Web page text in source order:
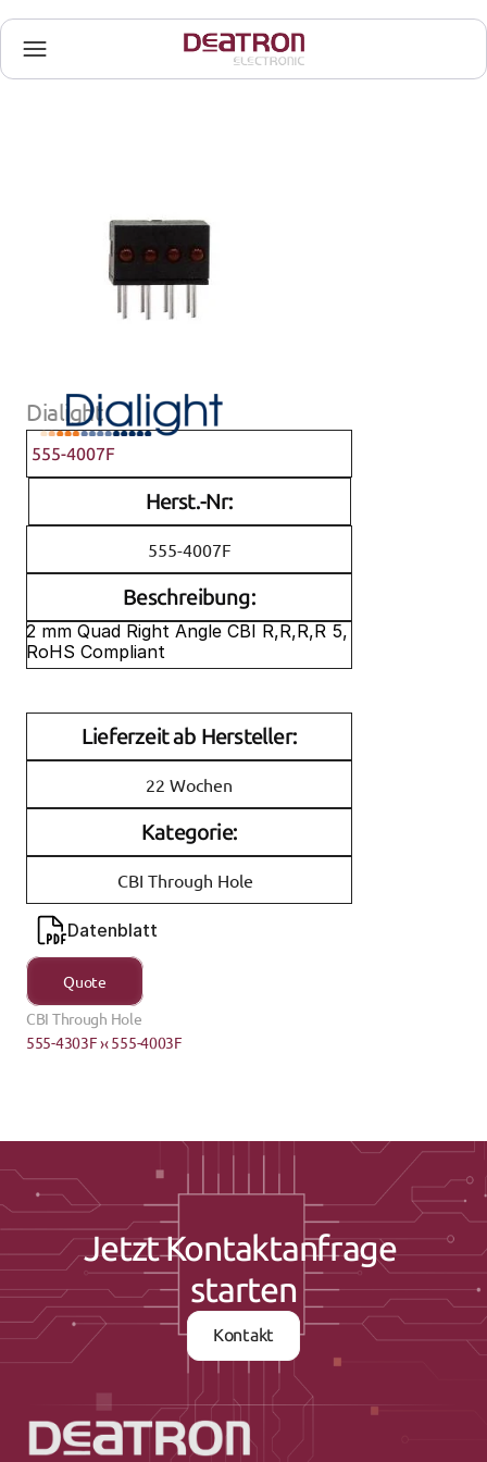
Dialight
555-4007F
Herst.-Nr:
555-4007F
Beschreibung:
2 mm Quad Right Angle CBI R,R,R,R 5,
RoHS Compliant
Lieferzeit ab Hersteller:
22 Wochen
Kategorie:
CBI Through Hole
Datenblatt
Quote
CBI Through Hole
555-4303F ›‹ 555-4003F
Jetzt Kontaktanfrage
starten
Kontakt